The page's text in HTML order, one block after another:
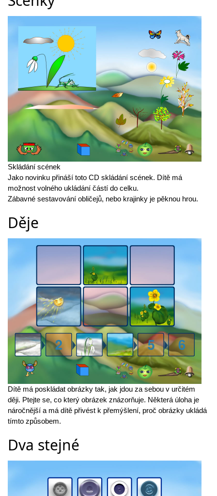
Skládání scének
Jako novinku přináší toto CD skládání scének. Dítě má
možnost volného ukládání částí do celku.
Zábavné sestavování obličejů, nebo krajinky je pěknou hrou.
Děje
Dítě má poskládat obrázky tak, jak jdou za sebou v určitém
ději. Ptejte se, co který obrázek znázorňuje. Některá úloha je
náročnější a má dítě přivést k přemýšlení, proč obrázky ukládá
tímto způsobem.
Dva stejné